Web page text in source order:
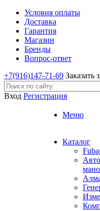
Условия оплаты
Доставка
Гарантия
Магазин
Бренды
Вопрос-ответ
+7(916)147-71-69 Заказать
Вход Регистрация
Меню
Каталог